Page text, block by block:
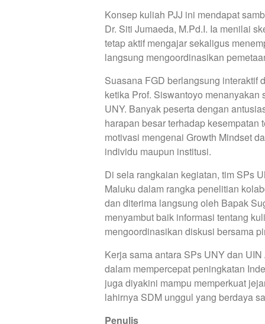
Konsep kuliah PJJ ini mendapat
Dr. Siti Jumaeda, M.Pd.I. Ia menilai
tetap aktif mengajar sekaligus
langsung mengoordinasikan
Suasana FGD berlangsung interaktif
ketika Prof. Siswantoyo
UNY. Banyak peserta dengan
harapan besar terhadap
motivasi mengenai Growth Mindset
individu maupun institusi.
Di sela rangkaian kegiatan, tim SPs
Maluku dalam rangka penelitian
dan diterima langsung oleh Bapak
menyambut baik informasi tentang
mengoordinasikan diskusi bersama
Kerja sama antara SPs UNY dan
dalam mempercepat peningkatan
juga diyakini mampu memperkuat
lahirnya SDM unggul yang berdaya
Penulis